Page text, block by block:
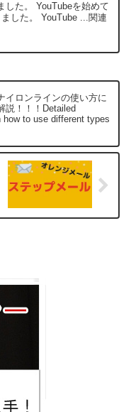
した。 YouTubeを始めて
した。 YouTube ...関連
イロンラインの使い方に
説！！！Detailed
how to use different types